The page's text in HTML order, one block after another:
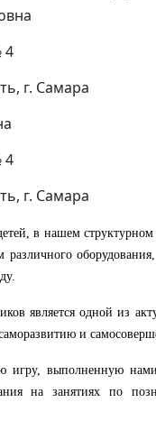
4
г. Самара
4
г. Самара
в нашем структурном
различного
является одной из
и
игру, выполненную
на занятиях по